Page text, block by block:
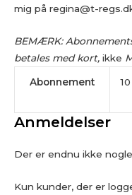
mig på regina@t-
BEMÆRK:
betales med kort, ikke
Abonnement
Anmeldelser
Der er endnu ikke
Kun kunder, der er